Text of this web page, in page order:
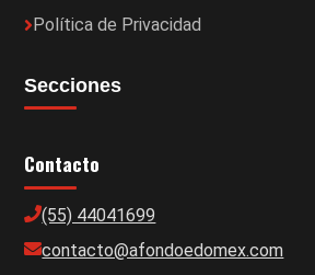
Política de Privacidad
Secciones
Contacto
(55) 44041699
contacto@afondoedomex.com